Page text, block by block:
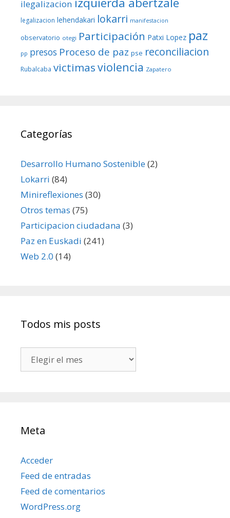
ilegalizacion
legalizacion lehendakari lokarri manifestacion
observatorio otegi Participación Patxi Lopez paz
pp presos Proceso de paz pse reconciliacion
Rubalcaba victimasviolencia Zapatero
Categorías
Desarrollo Humano Sostenible(2)
Lokarri (84)
Minireflexiones (30)
Otros temas (75)
Participacion ciudadana (3)
Paz en Euskadi (241)
Web 2.0 (14)
Todos mis posts
mis
Meta
Acceder
Feed de entradas
Feed de comentarios
WordPress.org